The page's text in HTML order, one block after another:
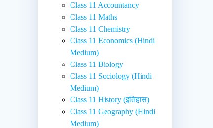
Class 11 Accountancy
Class 11 Maths
Class 11 Chemistry
Class 11 Economics (Hindi
Medium)
Class 11 Biology
Class 11 Sociology (Hindi
Medium)
Class 11 History (इतिहास)
Class 11 Geography (Hindi
Medium)